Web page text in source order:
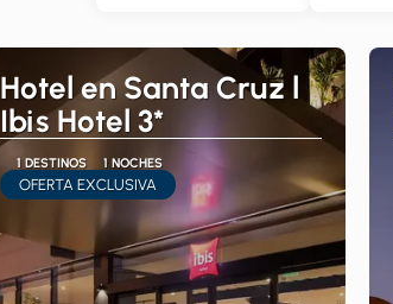
Hotel en Santa Cruz l
Ibis Hotel 3*
1 DESTINOS 1 NOCHES
OFERTA EXCLUSIVA